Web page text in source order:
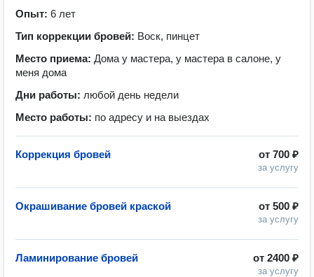
Опыт: 6 лет
Тип коррекции бровей: Воск, пинцет
Место приема: Дома у мастера, у мастера в салоне, у
меня дома
Дни работы: любой день недели
Место работы: по адресу и на выездах
от 700 ₽
за услугу
Коррекция бровей
от 500 ₽
за услугу
Окрашивание бровей краской
от 2400 ₽
за услугу
Ламинирование бровей